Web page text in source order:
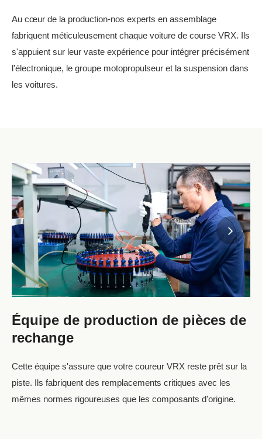
Au cœur de la production-nos experts en assemblage
fabriquent méticuleusement chaque voiture de course VRX. Ils
s'appuient sur leur vaste expérience pour intégrer précisément
l'électronique, le groupe motopropulseur et la suspension dans
les voitures.
Équipe de production de pièces de
rechange
Cette équipe s'assure que votre coureur VRX reste prêt sur la
piste. Ils fabriquent des remplacements critiques avec les
mêmes normes rigoureuses que les composants d'origine.